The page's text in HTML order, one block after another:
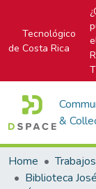
Tecnológico
de Costa Rica
&
Home